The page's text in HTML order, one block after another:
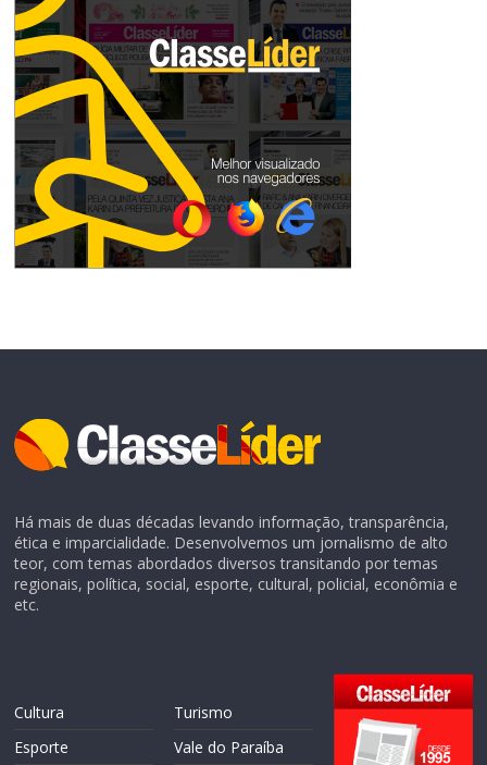
Há mais de duas décadas levando informação, transparência,
ética e imparcialidade. Desenvolvemos um jornalismo de alto
teor, com temas abordados diversos transitando por temas
regionais, política, social, esporte, cultural, policial, econômia e
etc.
Cultura
Esporte
Turismo
Vale do Paraíba